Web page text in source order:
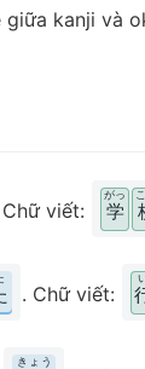
kanji và
Chữ viết: 学
がっ
. Chữ viết:
きょう